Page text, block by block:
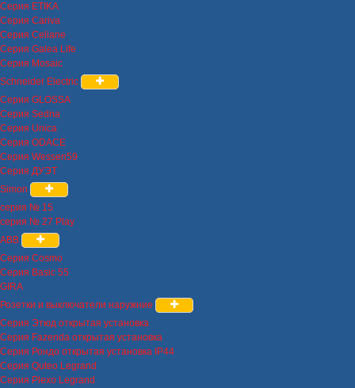
Серия ETIKA
Серия Cariva
Серия Celiane
Серия Galea Life
Серия Mosaic
Schneider Electric
Серия GLOSSA
Серия Sedna
Серия Unica
Серия ODACE
Серия Wessen59
Серия ДУЭТ
Simon
серия № 15
серия № 27 Play
ABB
Серия Cosmo
Серия Basic 55
GIRA
Розетки и выключатели наружние
Серия Этюд открытая установка
Серия Fazenda открытая установка
Серия Рондо открытая установка IP44
Серия Quteo Legrand
Серия Plexo Legrand